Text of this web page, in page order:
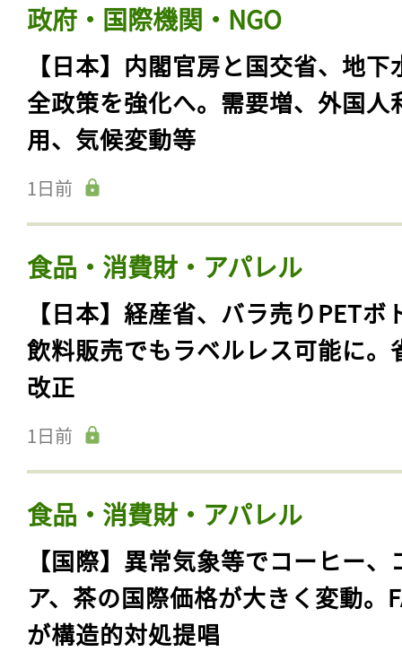
政府・国際機関・NGO
【日本】内閣官房と国交省、地下
全政策を強化へ。需要増、外国人
用、気候変動等
1日前
食品・消費財・アパレル
【日本】経産省、バラ売りPETボ
飲料販売でもラベルレス可能に。
改正
1日前
食品・消費財・アパレル
【国際】異常気象等でコーヒー、
ア、茶の国際価格が大きく変動。
が構造的対処提唱